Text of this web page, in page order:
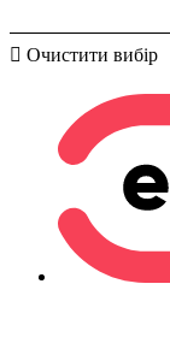
Очистити вибір